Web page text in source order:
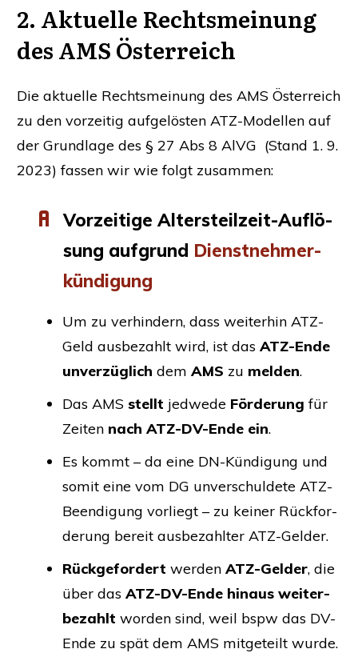
2. Aktu­el­le Rechts­mei­nung
desAMSÖsterreich
Die aktu­el­le Rechts­mei­nung des AMS Öster­reich
zu den vor­zei­tig auf­ge­lös­ten ATZ-Model­len auf
der Grund­la­ge des § 27 Abs 8 AlVG (Stand 1. 9.
2023) fas­sen wir wie folgt zusammen:
Vor­zei­ti­ge Alters­teil­zeit-Auf­lö­
sung auf­grund Dienst­neh­mer­
kün­di­gung
Um zu ver­hin­dern, dass wei­ter­hin ATZ-
Geld aus­be­zahlt wird, ist das ATZ-Ende
unver­züg­lich dem AMS zu mel­den.
Das AMS stellt jed­we­de För­de­rung für
Zei­ten nach ATZ-DV-Ende ein.
Es kommt – da eine DN-Kün­di­gung und
somit eine vom DG unver­schul­de­te ATZ-
Been­di­gung vor­liegt – zu kei­ner Rück­for­
de­rung bereit aus­be­zahl­ter ATZ-Gelder.
Rück­ge­for­dert wer­den ATZ-Gel­der, die
über das ATZ-DV-Ende hin­aus wei­ter­
be­zahlt wor­den sind, weil bspw das DV-
Ende zu spät dem AMS mit­ge­teilt wurde.